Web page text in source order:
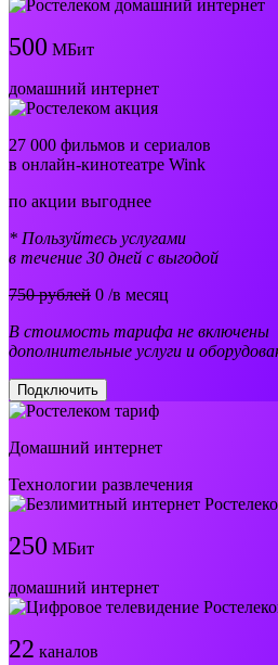
500 МБит
домашний интернет
27 000 фильмов и сериалов
в онлайн-кинотеатре Wink
по акции выгоднее
* Пользуйтесь услугами
в течение 30 дней с выгодой
750 рублей 0 /в месяц
В стоимость тарифа не включены
дополнительные услуги и
Подключить
Домашний интернет
Технологии развлечения
250 МБит
домашний интернет
22 каналов